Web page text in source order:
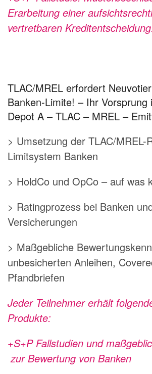
Erarbeitung einer
vertretbaren
TLAC/MREL erfordert
Banken-Limite! – Ihr Vorsprung
Depot A – TLAC – MREL –
> Umsetzung der TLAC/MREL-
Limitsystem Banken
> HoldCo und OpCo – auf was
> Ratingprozess bei Banken
Versicherungen
> Maßgebliche
unbesicherten Anleihen,
Pfandbriefen
Jeder Teilnehmer erhält
Produkte:
+S+P Fallstudien und
zur Bewertung von Banken